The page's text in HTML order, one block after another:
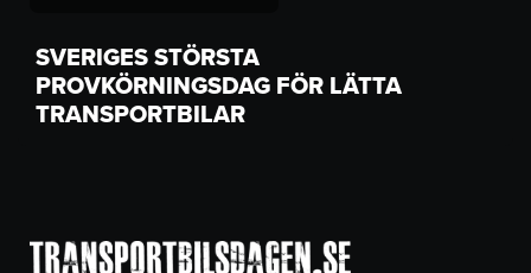
SVERIGES STÖRSTA
PROVKÖRNINGSDAG FÖR LÄTTA
TRANSPORTBILAR